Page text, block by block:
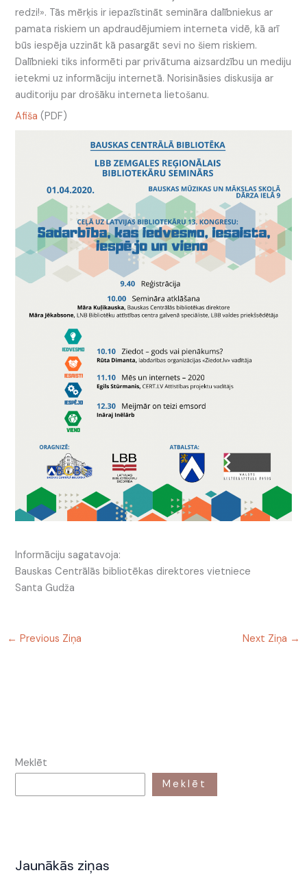
redzi!». Tās mērķis ir iepazīstināt semināra dalībniekus ar
pamata riskiem un apdraudējumiem interneta vidē, kā arī
būs iespēja uzzināt kā pasargāt sevi no šiem riskiem.
Dalībnieki tiks informēti par privātuma aizsardzību un mediju
ietekmi uz informāciju internetā. Norisināsies diskusija ar
auditoriju par drošāku interneta lietošanu.
Afiša (PDF)
Informāciju sagatavoja:
Bauskas Centrālās bibliotēkas direktores vietniece
Santa Gudža
← Previous Ziņa Next Ziņa →
Meklēt
Meklēt
Jaunākās ziņas